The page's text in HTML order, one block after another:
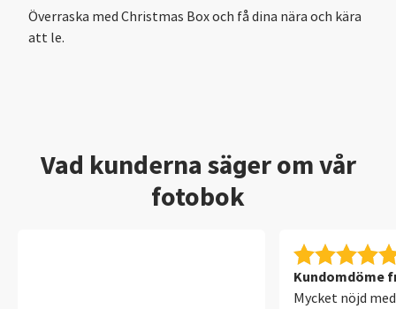
Överraska med Christmas Box och få dina nära och kära
att le.
Vad kunderna säger om vår
fotobok
Kundomdöme
Mycket nöjd